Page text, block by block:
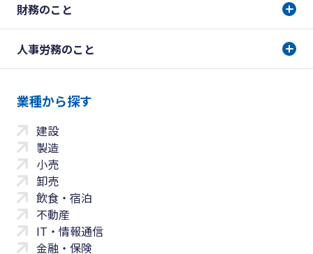
財務のこと
人事労務のこと
業種から探す
建設
製造
小売
卸売
飲食・宿泊
不動産
IT・情報通信
金融・保険